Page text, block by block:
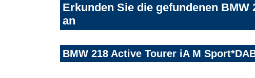
Erkunden Sie die gefundenen
an
BMW 218 Active Tourer iA M